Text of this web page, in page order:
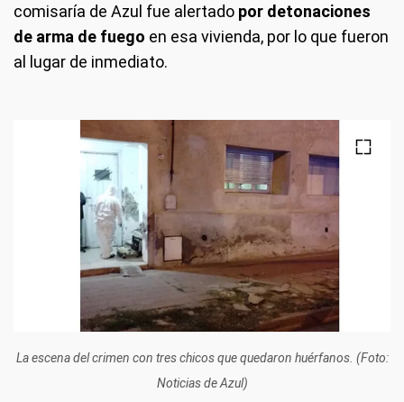
comisaría de Azul fue alertado por detonaciones
de arma de fuego en esa vivienda, por lo que fueron
al lugar de inmediato.
La escena del crimen con tres chicos que quedaron huérfanos. (Foto:
Noticias de Azul)